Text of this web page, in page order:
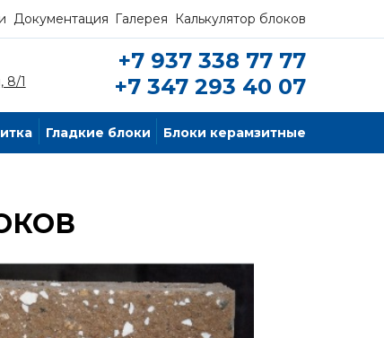
Документация Галерея Калькулятор блоков
8/1
+7 937 338 77 77
+7 347 293 40 07
Гладкие блоки Блоки керамзитные